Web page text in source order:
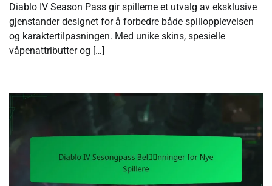
Diablo IV Season Pass gir spillerne et utvalg av eksklusive
gjenstander designet for å forbedre både spillopplevelsen
og karaktertilpasningen. Med unike skins, spesielle
våpenattributter og […]